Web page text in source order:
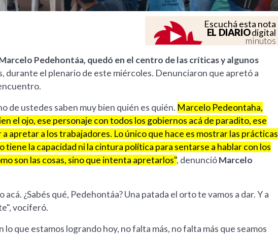
Escuchá esta nota
EL DIARIOdigital
minutos
Pedehontáa, quedó en el centro de las críticas y algunos
durante el plenario de este miércoles. Denunciaron que apretó a
de ustedes saben muy bien quién es quién. Marcelo Pedeontaha,
el ojo, ese personaje con todos los gobiernos acá de paradito, ese
apretar a los trabajadores. Lo único que hace es mostrar las prácticas
la capacidad ni la cintura política para sentarse a hablar con los
son las cosas, sino que intenta apretarlos", denuncióMarcelo
¿Sabés qué, Pedehontáa? Una patada el orto te vamos a dar. Y a
vociferó.
que estamos logrando hoy, no falta más, no falta más que seamos